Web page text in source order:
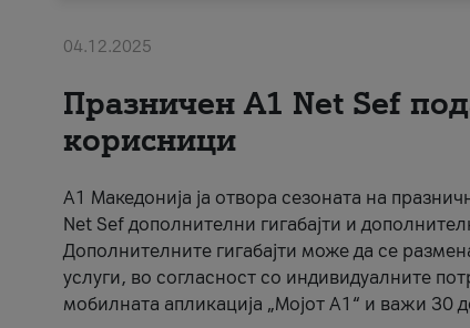
04.12.2025
Празничен A1 Net Sеf
корисници
А1 Македонија ја отвора сезоната на
Net Sef дополнителни гигабајти и
Дополнителните гигабајти може да се
услуги, во согласност со индивидуалните
мобилната апликација „Мојот А1“ и важи 30